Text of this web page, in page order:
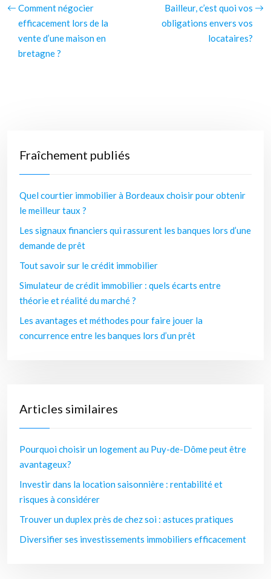
Comment négocier
efficacement lors de la
vente d’une maison en
bretagne ?
Bailleur, c’est quoi vos
obligations envers vos
locataires?
Fraîchement publiés
Quel courtier immobilier à Bordeaux choisir pour obtenir
le meilleur taux ?
Les signaux financiers qui rassurent les banques lors d’une
demande de prêt
Tout savoir sur le crédit immobilier
Simulateur de crédit immobilier : quels écarts entre
théorie et réalité du marché ?
Les avantages et méthodes pour faire jouer la
concurrence entre les banques lors d’un prêt
Articles similaires
Pourquoi choisir un logement au Puy-de-Dôme peut être
avantageux?
Investir dans la location saisonnière : rentabilité et
risques à considérer
Trouver un duplex près de chez soi : astuces pratiques
Diversifier ses investissements immobiliers efficacement